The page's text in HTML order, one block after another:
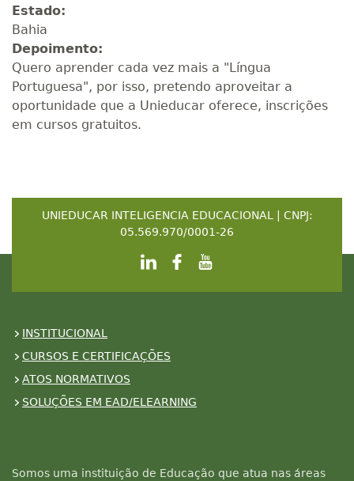
Estado:
Bahia
Depoimento:
Quero aprender cada vez mais a "Língua
Portuguesa", por isso, pretendo aproveitar a
oportunidade que a Unieducar oferece, inscrições
em cursos gratuitos.
UNIEDUCAR INTELIGENCIA EDUCACIONAL | CNPJ:
05.569.970/0001-26
INSTITUCIONAL
CURSOS E CERTIFICAÇÕES
ATOS NORMATIVOS
SOLUÇÕES EM EAD/ELEARNING
Somos uma instituição de Educação que atua nas áreas